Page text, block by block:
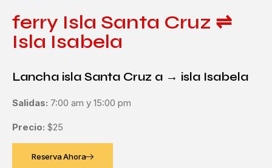
ferry Isla Santa Cruz ⇌
Isla Isabela
Lancha isla Santa Cruz a → isla Isabela
Salidas: 7:00 am y 15:00 pm
Precio: $25
Reserva Ahora